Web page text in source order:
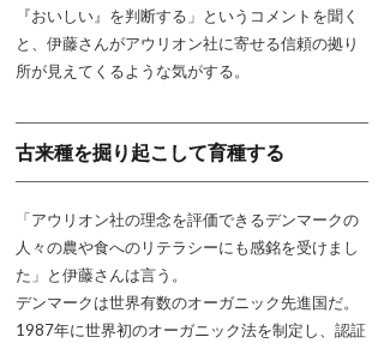
『おいしい』を判断する」というコメントを聞く
と、伊藤さんがアウリオン社に寄せる信頼の拠り
所が見えてくるような気がする。
古来種を掘り起こして育種する
「アウリオン社の理念を評価できるデンマークの
人々の農や食へのリテラシーにも感銘を受けまし
た」と伊藤さんは言う。
デンマークは世界有数のオーガニック先進国だ。
1987年に世界初のオーガニック法を制定し、認証